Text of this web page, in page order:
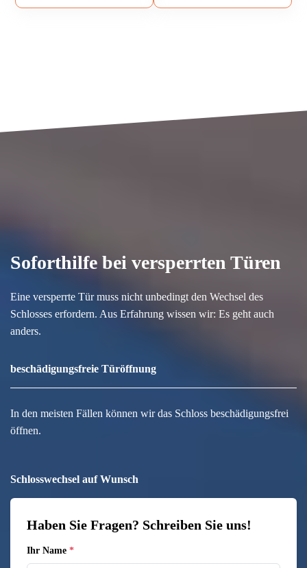
Soforthilfe bei versperrten Türen
Eine versperrte Tür muss nicht unbedingt den Wechsel des
Schlosses erfordern. Aus Erfahrung wissen wir: Es geht auch
anders.
beschädigungsfreie Türöffnung
In den meisten Fällen können wir das Schloss beschädigungsfrei
öffnen.
Schlosswechsel auf Wunsch
Haben Sie Fragen? Schreiben Sie uns!
Ihr Name